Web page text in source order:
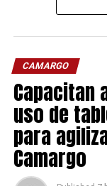
CAMARGO
Capacitan
uso de
para
Camargo